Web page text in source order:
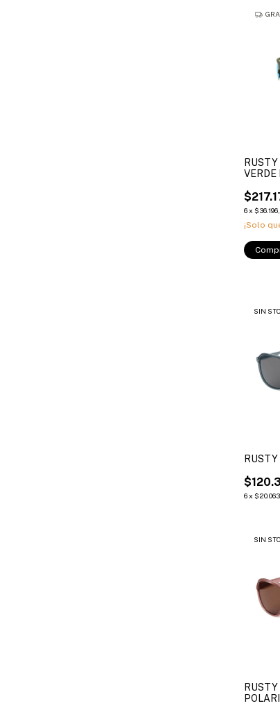
RUSTY
VERDE
6x
¡Solo
SIN
6x
SIN